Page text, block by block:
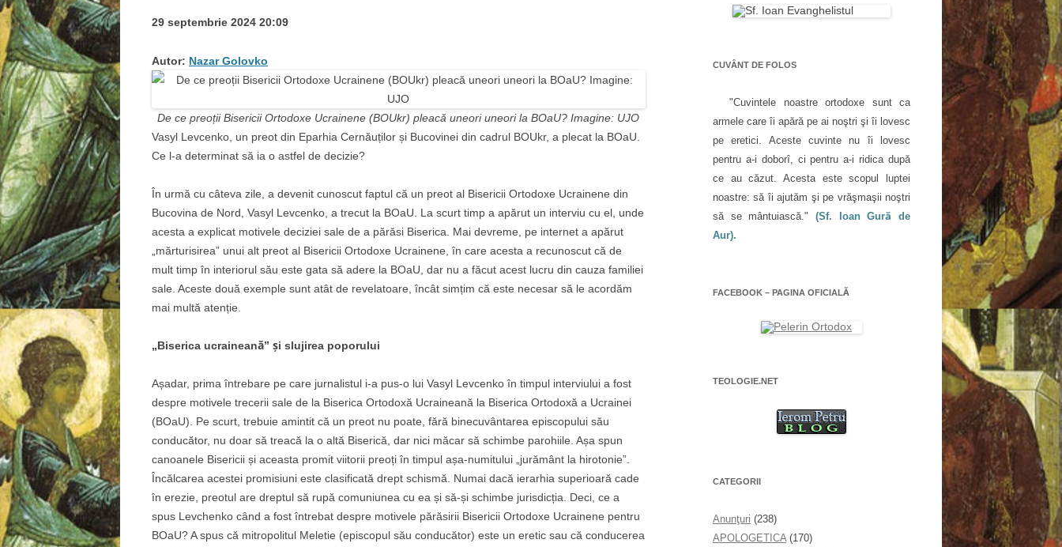
29 septembrie 2024 20:09
Autor: Nazar Golovko
De ce preoții Bisericii Ortodoxe Ucrainene (BOUkr) pleacă uneori uneori la BOaU? Imagine: UJO
Vasyl Levcenko, un preot din Eparhia Cernăuților și Bucovinei din cadrul BOUkr, a plecat la BOaU.
Ce l-a determinat să ia o astfel de decizie?
În urmă cu câteva zile, a devenit cunoscut faptul că un preot al Bisericii Ortodoxe Ucrainene din
Bucovina de Nord, Vasyl Levcenko, a trecut la BOaU. La scurt timp a apărut un interviu cu el, unde
acesta a explicat motivele deciziei sale de a părăsi Biserica. Mai devreme, pe internet a apărut
„mărturisirea” unui alt preot al Bisericii Ortodoxe Ucrainene, în care acesta a recunoscut că de
mult timp în interiorul său este gata să adere la BOaU, dar nu a făcut acest lucru din cauza familiei
sale. Aceste două exemple sunt atât de revelatoare, încât simțim că este necesar să le acordăm
mai multă atenție.
„Biserica ucraineană” și slujirea poporului
Așadar, prima întrebare pe care jurnalistul i-a pus-o lui Vasyl Levcenko în timpul interviului a fost
despre motivele trecerii sale de la Biserica Ortodoxă Ucraineană la Biserica Ortodoxă a Ucrainei
(BOaU). Pe scurt, trebuie amintit că un preot nu poate, fără binecuvântarea episcopului său
conducător, nu doar să treacă la o altă Biserică, dar nici măcar să schimbe parohiile. Așa spun
canoanele Bisericii și aceasta promit viitorii preoți în timpul așa-numitului „jurământ la hirotonie”.
Încălcarea acestei promisiuni este clasificată drept schismă. Numai dacă ierarhia superioară cade
în erezie, preotul are dreptul să rupă comuniunea cu ea și să-și schimbe jurisdicția. Deci, ce a
spus Levchenko când a fost întrebat despre motivele părăsirii Bisericii Ortodoxe Ucrainene pentru
BOaU? A spus că mitropolitul Meletie (episcopul său conducător) este un eretic sau că conducerea
CUVÂNT DE FOLOS
"Cuvintele noastre ortodoxe sunt ca
armele care îi apără pe ai noştri şi îi lovesc
pe eretici. Aceste cuvinte nu îi lovesc
pentru a-i doborî, ci pentru a-i ridica după
ce au căzut. Acesta este scopul luptei
noastre: să îi ajutăm şi pe vrăşmaşii noştri
să se mântuiască."
(Sf. Ioan Gură de
Aur).
FACEBOOK – PAGINA OFICIALĂ
TEOLOGIE.NET
CATEGORII
Anunţuri (238)
APOLOGETICA(170)